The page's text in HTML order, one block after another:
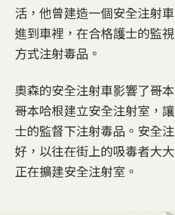
活，他曾建造一個安全注射
進到車裡，在合格護士的監
方式注射毒品。
奧森的安全注射車影響了哥
哥本哈根建立安全注射室，
士的監督下注射毒品。安全
好，以往在街上的吸毒者大
正在擴建安全注射室。